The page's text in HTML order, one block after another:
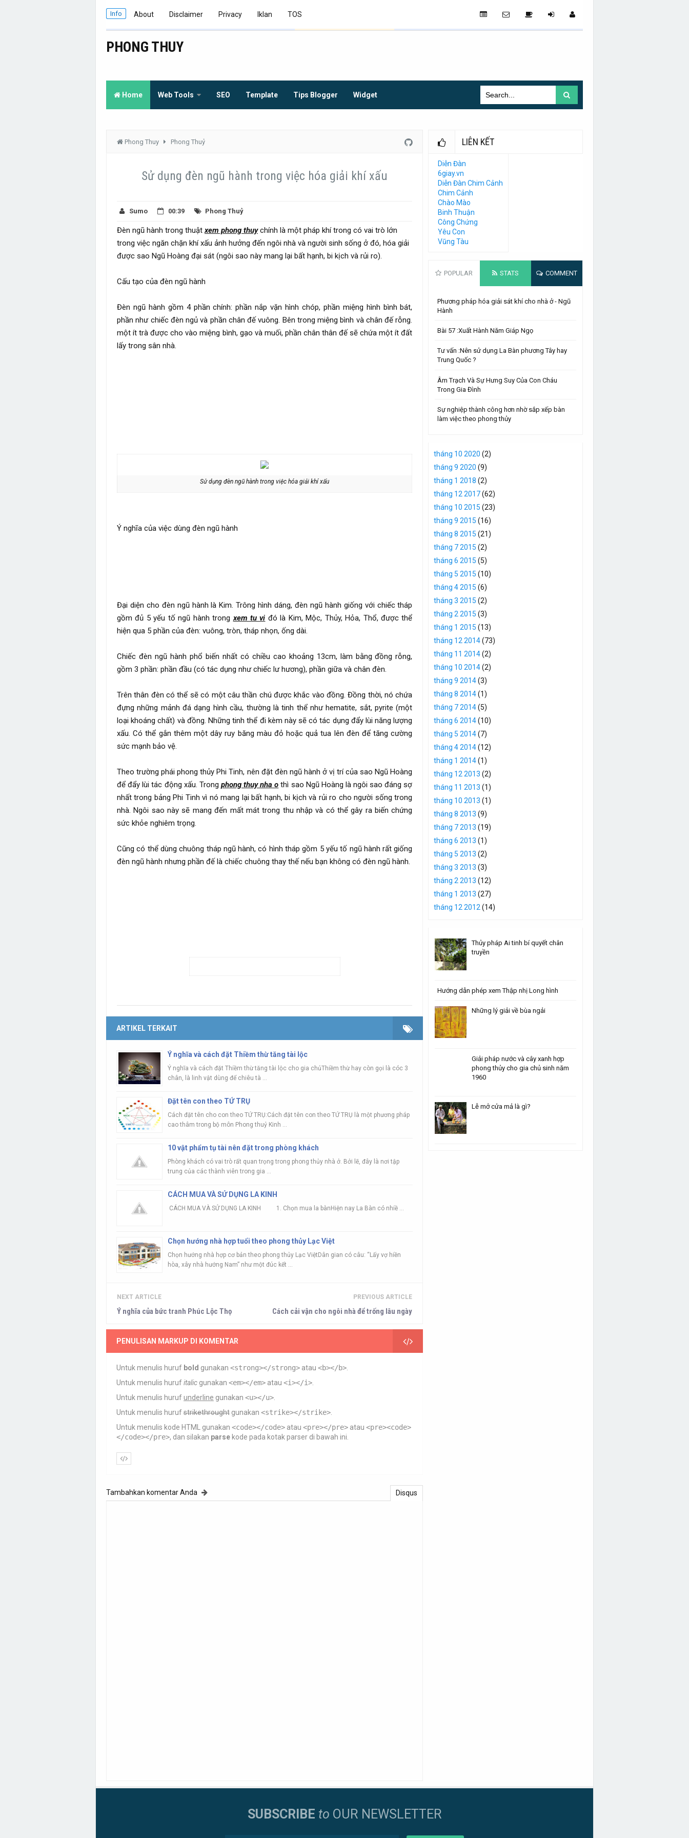
Info About Disclaimer Privacy Iklan TOS
PHONG THUY
Home Web Tools SEO Template Tips Blogger Widget
Phong Thuy Phong Thuỷ
Sử dụng đèn ngũ hành trong việc hóa giải khí xấu
Sumo 00:39 Phong Thuỷ
Đèn ngũ hành trong thuậtxem phong thuychính là một pháp khí trong có vai trò lớn
trong việc ngăn chặn khí xấu ảnh hưởng đến ngôi nhà và người sinh sống ở đó, hóa giải
được sao Ngũ Hoàng đại sát (ngôi sao này mang lại bất hạnh, bi kịch và rủi ro).
Cấu tạo của đèn ngũ hành
Đèn ngũ hành gồm 4 phần chính: phần nắp vặn hình chóp, phần miệng hình bình bát,
phần như chiếc đèn ngủ và phần chân đế vuông. Bên trong miệng bình và chân đế rỗng.
một ít trà được cho vào miệng bình, gạo và muối, phần chân thân đế sẽ chứa một ít đất
lấy trong sân nhà.
Sử dụng đèn ngũ hành trong việc hóa giải khí xấu
Ý nghĩa của việc dùng đèn ngũ hành
Đại diện cho đèn ngũ hành là Kim. Trông hình dáng, đèn ngũ hành giống với chiếc tháp
gồm đủ 5 yếu tố ngũ hành trongxem tu vi đó là Kim, Mộc, Thủy, Hỏa, Thổ, được thể
hiện qua 5 phần của đèn: vuông, tròn, tháp nhọn, ống dài.
Chiếc đèn ngũ hành phổ biến nhất có chiều cao khoảng 13cm, làm bằng đồng rỗng,
gồm 3 phần: phần đầu (có tác dụng như chiếc lư hương), phần giữa và chân đèn.
Trên thân đèn có thể sẽ có một câu thần chú được khắc vào đồng. Đồng thời, nó chứa
đựng những mảnh đá dạng hình cầu, thường là tinh thể như hematite, sắt, pyrite (một
loại khoáng chất) và đồng. Những tinh thể đi kèm này sẽ có tác dụng đẩy lùi năng lượng
xấu. Có thể gắn thêm một dây ruy băng màu đỏ hoặc quả tua lên đèn để tăng cường
sức mạnh bảo vệ.
Theo trường phái phong thủy Phi Tinh, nên đặt đèn ngũ hành ở vị trí của sao Ngũ Hoàng
để đẩy lùi tác động xấu. Trong phong thuy nha o thì sao Ngũ Hoàng là ngôi sao đáng sợ
nhất trong bảng Phi Tinh vì nó mang lại bất hạnh, bi kịch và rủi ro cho người sống trong
nhà. Ngôi sao này sẽ mang đến mất mát trong thu nhập và có thể gây ra biến chứng
sức khỏe nghiêm trọng.
Cũng có thể dùng chuông tháp ngũ hành, có hình tháp gồm 5 yếu tố ngũ hành rất giống
đèn ngũ hành nhưng phần đế là chiếc chuông thay thế nếu bạn không có đèn ngũ hành.
ARTIKEL TERKAIT
Ý nghĩa và cách đặt Thiềm thừ tăng tài lộc
Ý nghĩa và cách đặt Thiềm thừ tăng tài lộc cho gia chủThiềm thừ hay còn gọi là cóc 3
chân, là linh vật dùng để chiêu tà ...
Đặt tên con theo TỨ TRỤ
Cách đặt tên cho con theo TỨ TRỤ:Cách đặt tên con theo TỨ TRỤ là một phương pháp
cao thâm trong bộ môn Phong thuỷ Kinh ...
10 vật phẩm tụ tài nên đặt trong phòng khách
Phòng khách có vai trò rất quan trọng trong phong thủy nhà ở. Bởi lẽ, đây là nơi tập
trung của các thành viên trong gia ...
CÁCH MUA VÀ SỬ DỤNG LA KINH
CÁCH MUA VÀ SỬ DỤNG LA KINH 1. Chọn mua la bànHiện nay La Bàn có nhiề ...
Chọn hướng nhà hợp tuổi theo phong thủy Lạc Việt
Chọn hướng nhà hợp cơ bản theo phong thủy Lạc ViệtDân gian có câu: “Lấy vợ hiền
hòa, xây nhà hướng Nam” như một đúc kết ...
NEXT ARTICLE
Ý nghĩa của bức tranh Phúc Lộc Thọ
PREVIOUS ARTICLE
Cách cải vận cho ngôi nhà để trống lâu ngày
PENULISAN MARKUP DI KOMENTAR
Untuk menulis huruf bold gunakan <strong></strong> atau <b></b>
Untuk menulis hurufitalic gunakan <em></em> atau <i></i>
Untuk menulis hurufunderline gunakan <u></u>
Untuk menulis hurufstrikethrought gunakan <strike></strike>
Untuk menulis kode HTML gunakan <code></code> atau <pre></pre> atau <pre><code>
</code></pre>, dan silakan parse kode pada kotak parser di bawah ini.
Disqus
Tambahkan komentar Anda
LIÊN KẾT
Diễn Đàn
6giay.vn
Diễn Đàn Chim Cảnh
Chim Cảnh
Chào Mào
Binh Thuận
Công Chứng
Yêu Con
Vũng Tàu
POPULAR STATS COMMENT
Phương pháp hóa giải sát khí cho nhà ở - Ngũ
Hành
Bài 57 :Xuất Hành Năm Giáp Ngọ
Tư vấn :Nên sử dụng La Bàn phương Tây hay
Trung Quốc ?
Âm Trạch Và Sự Hưng Suy Của Con Cháu
Trong Gia Đình
Sự nghiệp thành công hơn nhờ sắp xếp bàn
làm việc theo phong thủy
tháng 10 2020 (2)
tháng 9 2020 (9)
tháng 1 2018 (2)
tháng 12 2017(62)
tháng 10 2015 (23)
tháng 9 2015 (16)
tháng 8 2015 (21)
tháng 7 2015 (2)
tháng 6 2015 (5)
tháng 5 2015 (10)
tháng 4 2015 (6)
tháng 3 2015 (2)
tháng 2 2015 (3)
tháng 1 2015 (13)
tháng 12 2014(73)
tháng 11 2014(2)
tháng 10 2014(2)
tháng 9 2014(3)
tháng 8 2014(1)
tháng 7 2014(5)
tháng 6 2014(10)
tháng 5 2014(7)
tháng 4 2014(12)
tháng 1 2014(1)
tháng 12 2013 (2)
tháng 11 2013 (1)
tháng 10 2013 (1)
tháng 8 2013 (9)
tháng 7 2013 (19)
tháng 6 2013 (1)
tháng 5 2013 (2)
tháng 3 2013 (3)
tháng 2 2013 (12)
tháng 1 2013 (27)
tháng 12 2012(14)
Thủy pháp Ai tinh bí quyết chân
truyền
Hướng dẫn phép xem Thập nhị Long hình
Những lý giải về bùa ngải
Giải pháp nước và cây xanh hợp
phong thủy cho gia chủ sinh năm
1960
Lễ mở cửa mả là gì?
SUBSCRIBE to OUR NEWSLETTER